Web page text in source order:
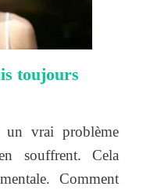
toujours
un vrai problème
souffrent. Cela
Comment